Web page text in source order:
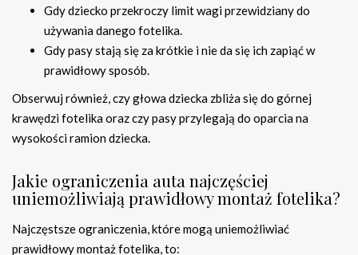
Gdy dziecko przekroczy limit wagi przewidziany do
używania danego fotelika.
Gdy pasy stają się za krótkie i nie da się ich zapiąć w
prawidłowy sposób.
Obserwuj również, czy głowa dziecka zbliża się do górnej
krawędzi fotelika oraz czy pasy przylegają do oparcia na
wysokości ramion dziecka.
Jakie ograniczenia auta najczęściej
uniemożliwiają prawidłowy montaż fotelika?
Najczęstsze ograniczenia, które mogą uniemożliwiać
prawidłowy montaż fotelika, to: